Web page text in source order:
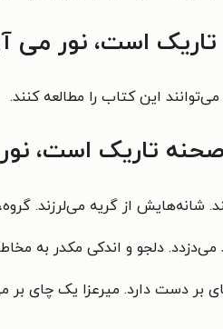
است، نور می
این کتاب را مطالعه کنند.
تاریک است،
از گریه می‌لرزند. گروه،
دلجو و اندکی مکدر به
بر دست دارد. میرعزا یک چای بر